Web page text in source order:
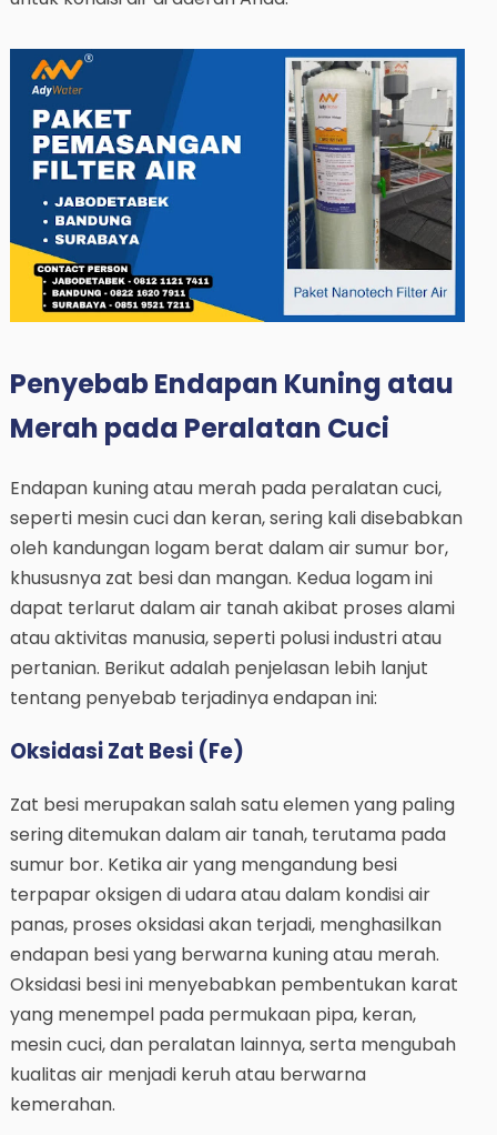
Penyebab Endapan Kuning atau
Merah pada Peralatan Cuci
Endapan kuning atau merah pada peralatan cuci,
seperti mesin cuci dan keran, sering kali disebabkan
oleh kandungan logam berat dalam air sumur bor,
khususnya zat besi dan mangan. Kedua logam ini
dapat terlarut dalam air tanah akibat proses alami
atau aktivitas manusia, seperti polusi industri atau
pertanian. Berikut adalah penjelasan lebih lanjut
tentang penyebab terjadinya endapan ini:
Oksidasi Zat Besi (Fe)
Zat besi merupakan salah satu elemen yang paling
sering ditemukan dalam air tanah, terutama pada
sumur bor. Ketika air yang mengandung besi
terpapar oksigen di udara atau dalam kondisi air
panas, proses oksidasi akan terjadi, menghasilkan
endapan besi yang berwarna kuning atau merah.
Oksidasi besi ini menyebabkan pembentukan karat
yang menempel pada permukaan pipa, keran,
mesin cuci, dan peralatan lainnya, serta mengubah
kualitas air menjadi keruh atau berwarna
kemerahan.